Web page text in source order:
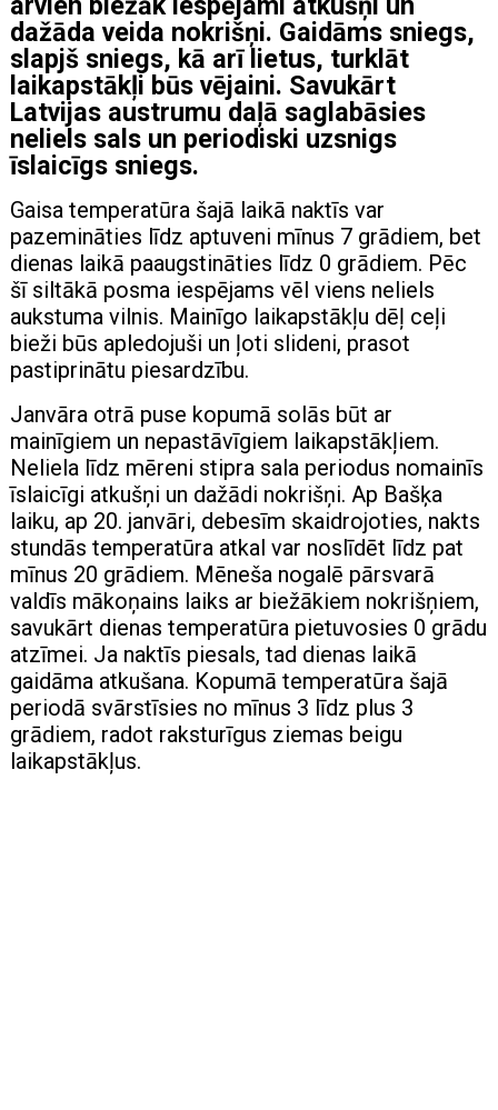
dažāda veida nokrišņi. Gaidāms sniegs,
slapjš sniegs, kā arī lietus, turklāt
laikapstākļi būs vējaini. Savukārt
Latvijas austrumu daļā saglabāsies
neliels sals un periodiski uzsnigs
īslaicīgs sniegs.
Gaisa temperatūra šajā laikā naktīs var
pazemināties līdz aptuveni mīnus 7 grādiem, bet
dienas laikā paaugstināties līdz 0 grādiem. Pēc
šī siltākā posma iespējams vēl viens neliels
aukstuma vilnis. Mainīgo laikapstākļu dēļ ceļi
bieži būs apledojuši un ļoti slideni, prasot
pastiprinātu piesardzību.
Janvāra otrā puse kopumā solās būt ar
mainīgiem un nepastāvīgiem laikapstākļiem.
Neliela līdz mēreni stipra sala periodus nomainīs
īslaicīgi atkušņi un dažādi nokrišņi. Ap Bašķa
laiku, ap 20. janvāri, debesīm skaidrojoties, nakts
stundās temperatūra atkal var noslīdēt līdz pat
mīnus 20 grādiem. Mēneša nogalē pārsvarā
valdīs mākoņains laiks ar biežākiem nokrišņiem,
savukārt dienas temperatūra pietuvosies 0 grādu
atzīmei. Ja naktīs piesals, tad dienas laikā
gaidāma atkušana. Kopumā temperatūra šajā
periodā svārstīsies no mīnus 3 līdz plus 3
grādiem, radot raksturīgus ziemas beigu
laikapstākļus.